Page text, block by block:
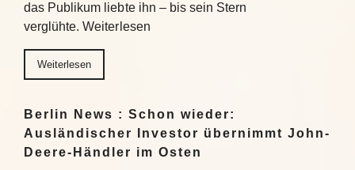
das Publikum liebte ihn – bis sein Stern
verglühte. Weiterlesen
Weiterlesen
Berlin News : Schon wieder:
Ausländischer Investor übernimmt John-
Deere-Händler im Osten